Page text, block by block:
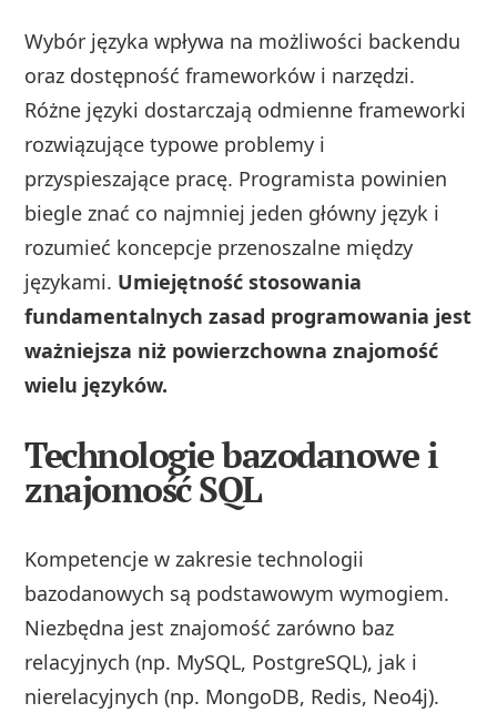
Wybór języka wpływa na możliwości backendu
oraz dostępność frameworków i narzędzi.
Różne języki dostarczają odmienne frameworki
rozwiązujące typowe problemy i
przyspieszające pracę. Programista powinien
biegle znać co najmniej jeden główny język i
rozumieć koncepcje przenoszalne między
językami. Umiejętność stosowania
fundamentalnych zasad programowania jest
ważniejsza niż powierzchowna znajomość
wielu języków.
Technologie bazodanowe i
znajomość SQL
Kompetencje w zakresie technologii
bazodanowych są podstawowym wymogiem.
Niezbędna jest znajomość zarówno baz
relacyjnych (np. MySQL, PostgreSQL), jak i
nierelacyjnych (np. MongoDB, Redis, Neo4j).